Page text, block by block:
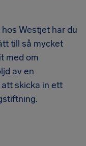
Westjet har du
till så mycket
med om
av en
skicka in ett